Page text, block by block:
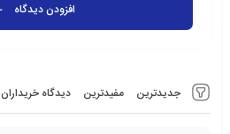
جدیدترین مفیدترین دیدگاه خریداران
افزودن دیدگاه